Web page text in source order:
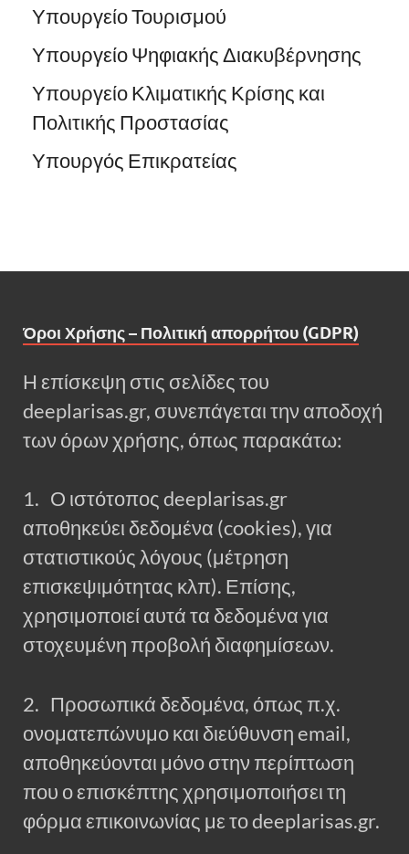
Υπουργείο Τουρισμού
Υπουργείο Ψηφιακής Διακυβέρνησης
Υπουργείο Κλιματικής Κρίσης και
Πολιτικής Προστασίας
Υπουργός Επικρατείας
Όροι Χρήσης – Πολιτική απορρήτου (GDPR)
Η επίσκεψη στις σελίδες του
deeplarisas.gr, συνεπάγεται την αποδοχή
των όρων χρήσης, όπως παρακάτω:
1. Ο ιστότοπος deeplarisas.gr
αποθηκεύει δεδομένα (cookies), για
στατιστικούς λόγους (μέτρηση
επισκεψιμότητας κλπ). Επίσης,
χρησιμοποιεί αυτά τα δεδομένα για
στοχευμένη προβολή διαφημίσεων.
2. Προσωπικά δεδομένα, όπως π.χ.
ονοματεπώνυμο και διεύθυνση email,
αποθηκεύονται μόνο στην περίπτωση
που ο επισκέπτης χρησιμοποιήσει τη
φόρμα επικοινωνίας με το deeplarisas.gr.